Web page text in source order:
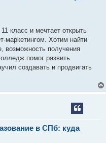
класс и мечтает открыть
маркетингом. Хотим найти
возможность получения
помог развить
создавать и продвигать
в СПб: куда